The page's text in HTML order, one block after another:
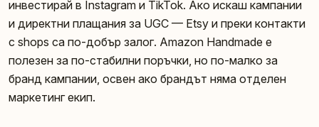
инвестирай в Instagram и TikTok. Ако искаш кампании
и директни плащания за UGC — Etsy и преки контакти
с shops са по-добър залог. Amazon Handmade е
полезен за по-стабилни поръчки, но по-малко за
бранд кампании, освен ако брандът няма отделен
маркетинг екип.